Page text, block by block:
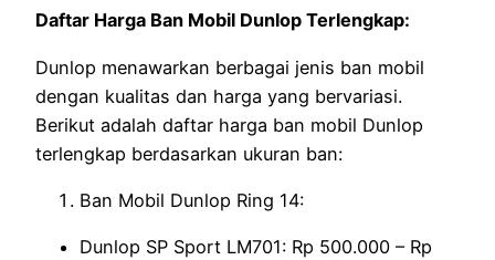
Daftar Harga Ban Mobil Dunlop Terlengkap:
Dunlop menawarkan berbagai jenis ban mobil
dengan kualitas dan harga yang bervariasi.
Berikut adalah daftar harga ban mobil Dunlop
terlengkap berdasarkan ukuran ban:
Ban Mobil Dunlop Ring 14:
Dunlop SP Sport LM701: Rp 500.000 – Rp